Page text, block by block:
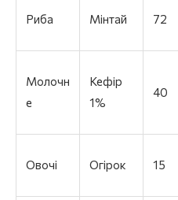
Риба Мінтай 72
Молочн
е
Кефір
1%
40
Овочі Огірок 15